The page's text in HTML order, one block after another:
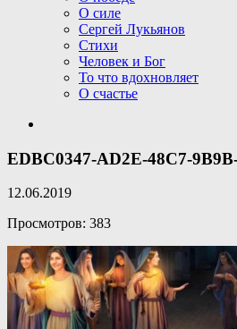
О силе
Сергей Лукьянов
Стихи
Человек и Бог
То что вдохновляет
О счастье
EDBC0347-AD2E-48C7-
12.06.2019
Просмотров: 383